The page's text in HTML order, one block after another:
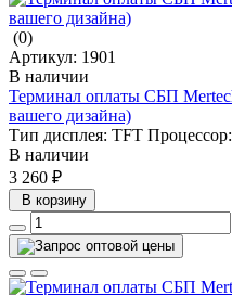
(0)
Артикул: 1901
В наличии
Терминал оплаты СБП
вашего дизайна)
Тип дисплея: TFT Процессор:
В наличии
3 260 ₽
В корзину